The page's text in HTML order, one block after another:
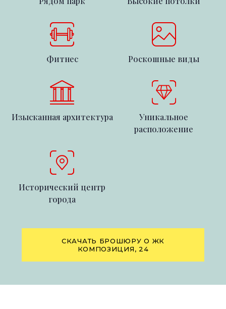
Фитнес Роскошные виды
Изысканная архитектура
Уникальное
расположение
Исторический центр
города
СКАЧАТЬ БРОШЮРУ О ЖК
КОМПОЗИЦИЯ, 24